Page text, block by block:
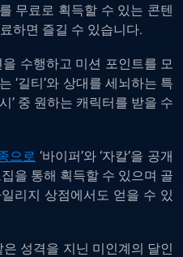
무료로 획득할 수 있는 콘텐
하면 즐길 수 있습니다.
수행하고 미션 포인트를 모
‘길티’와 상대를 세뇌하는 특
’ 중 원하는 캐릭터를 받을 수
으로 ‘바이퍼’와 ‘자칼’을 공개
을 통해 획득할 수 있으며 골
리지 상점에서도 얻을 수 있
은 성격을 지닌 미인계의 달인